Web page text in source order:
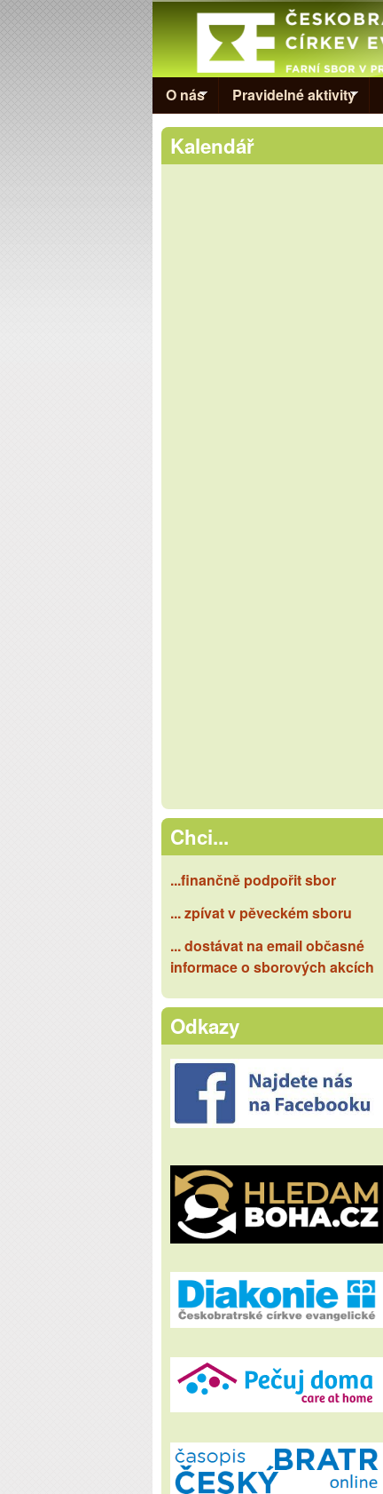
Evangelická
církev v
Prostějově
O nás Pravidelné aktivity
Kalendář
Chci...
...finančně podpořit sbor
... zpívat v pěveckém sboru
... dostávat na email občasné
informace o sborových akcích
Odkazy